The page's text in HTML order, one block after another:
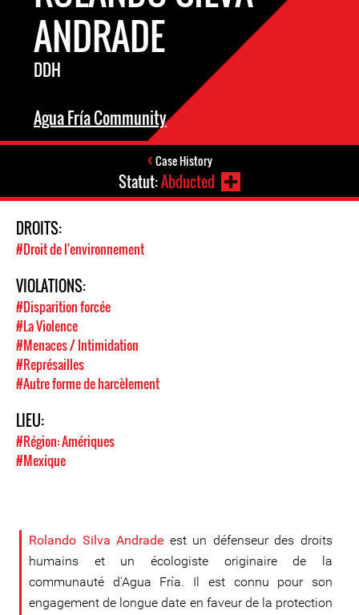
ANDRADE
DDH
Agua Fría Community
Case History
Statut:Abducted
DROITS:
#Droit de l'environnement
VIOLATIONS:
#Disparition forcée
#La Violence
#Menaces / Intimidation
#Représailles
#Autre forme de harcèlement
LIEU:
#Région: Amériques
#Mexique
Rolando Silva Andrade est un défenseur des droits
humains et un écologiste originaire de la
communauté d'Agua Fría. Il est connu pour son
engagement de longue date en faveur de la protection